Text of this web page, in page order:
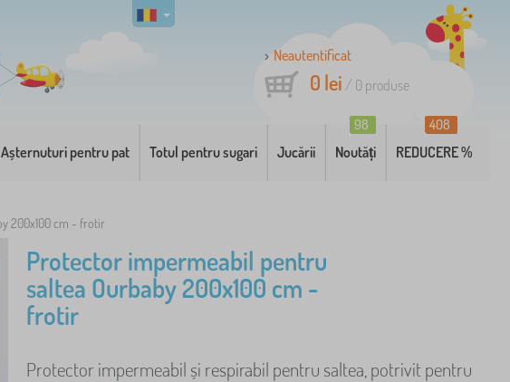
Neautentificat
0 lei / 0 produse
Așternuturi pentru pat Totul pentru sugari Jucării Noutăți
98
REDUCERE %
408
200x100 cm - frotir
Protector impermeabil pentru
saltea Ourbaby 200x100 cm -
frotir
Protector impermeabil și respirabil pentru saltea, potrivit pentru